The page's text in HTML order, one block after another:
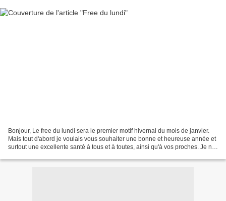
Bonjour, Le free du lundi sera le premier motif hivernal du mois de janvier.
Mais tout d'abord je voulais vous souhaiter une bonne et heureuse année et
surtout une excellente santé à tous et à toutes, ainsi qu'à vos proches. Je n'ai